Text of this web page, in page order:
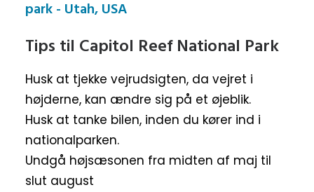
Tips til Capitol Reef National Park
Husk at tjekke vejrudsigten, da vejret i
højderne, kan ændre sig på et øjeblik.
Husk at tanke bilen, inden du kører ind i
nationalparken.
Undgå højsæsonen fra midten af maj til
slut august